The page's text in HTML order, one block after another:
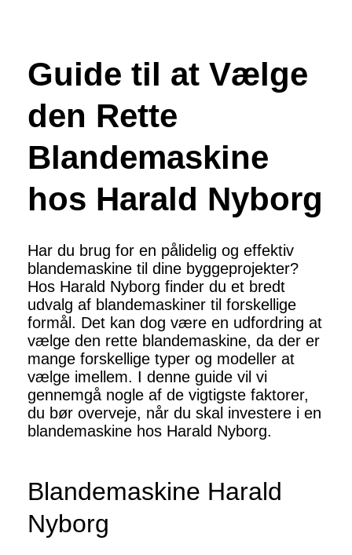
Guide til at Vælge
den Rette
Blandemaskine
hos Harald Nyborg
Har du brug for en pålidelig og effektiv
blandemaskine til dine byggeprojekter?
Hos Harald Nyborg finder du et bredt
udvalg af blandemaskiner til forskellige
formål. Det kan dog være en udfordring at
vælge den rette blandemaskine, da der er
mange forskellige typer og modeller at
vælge imellem. I denne guide vil vi
gennemgå nogle af de vigtigste faktorer,
du bør overveje, når du skal investere i en
blandemaskine hos Harald Nyborg.
Blandemaskine Harald
Nyborg